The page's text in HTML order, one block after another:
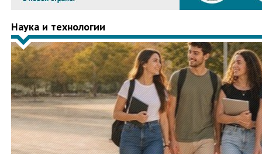
Наука и технологии